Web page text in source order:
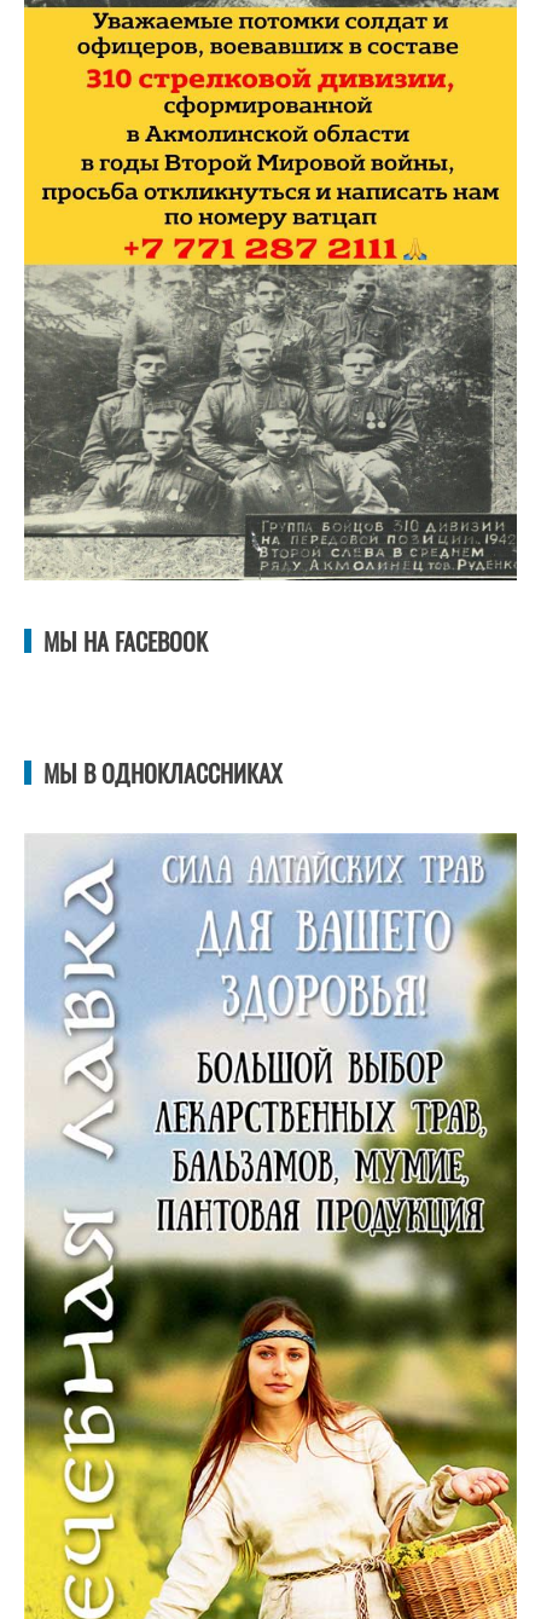
МЫ НА FACEBOOK
МЫ В ОДНОКЛАССНИКАХ